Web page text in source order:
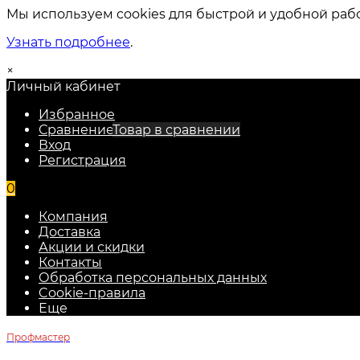
Мы используем cookies для быстрой и удобной
Узнать подробнее.
×
Личный кабинет
Избранное
СравнениеТовар в сравнении
Вход
Регистрация
0
Компания
Доставка
Акции и скидки
Контакты
Обработка персональных данных
Cookie-правила
Еще
Профмастер